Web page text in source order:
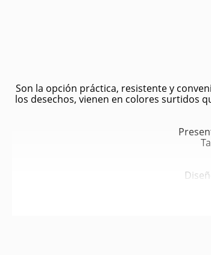
Son la opción práctica, resistente y
los desechos, vienen en colores surtidos